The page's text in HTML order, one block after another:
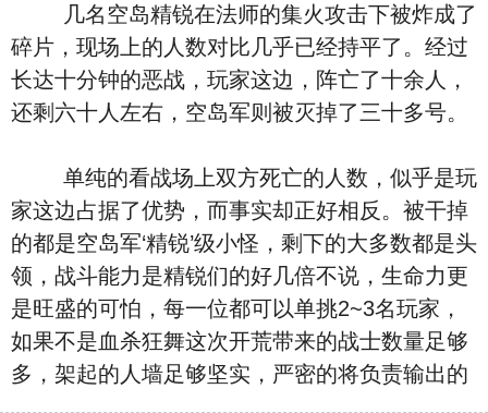
几名空岛精锐在法师的集火攻击下被炸成了
碎片，现场上的人数对比几乎已经持平了。经过
长达十分钟的恶战，玩家这边，阵亡了十余人，
还剩六十人左右，空岛军则被灭掉了三十多号。
单纯的看战场上双方死亡的人数，似乎是玩
家这边占据了优势，而事实却正好相反。被干掉
的都是空岛军‘精锐’级小怪，剩下的大多数都是头
领，战斗能力是精锐们的好几倍不说，生命力更
是旺盛的可怕，每一位都可以单挑2~3名玩家，
如果不是血杀狂舞这次开荒带来的战士数量足够
多，架起的人墙足够坚实，严密的将负责输出的